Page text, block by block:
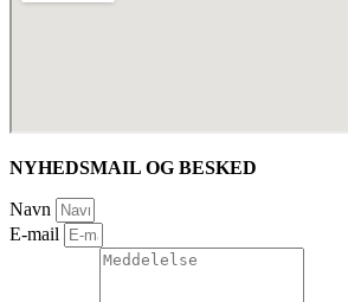
NYHEDSMAIL OG BESKED
Navn
E-mail